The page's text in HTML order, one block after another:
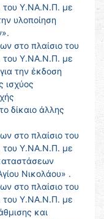
του Υ.ΝΑ.Ν.Π. με
υλοποίηση
στο πλαίσιο του
του Υ.ΝΑ.Ν.Π. με
την έκδοση
ισχύος
δίκαιο άλλης
στο πλαίσιο του
του Υ.ΝΑ.Ν.Π. με
Νικολάου» .
στο πλαίσιο του
του Υ.ΝΑ.Ν.Π. με
και